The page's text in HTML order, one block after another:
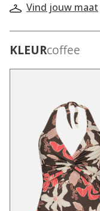
Vind jouw maat
KLEURcoffee